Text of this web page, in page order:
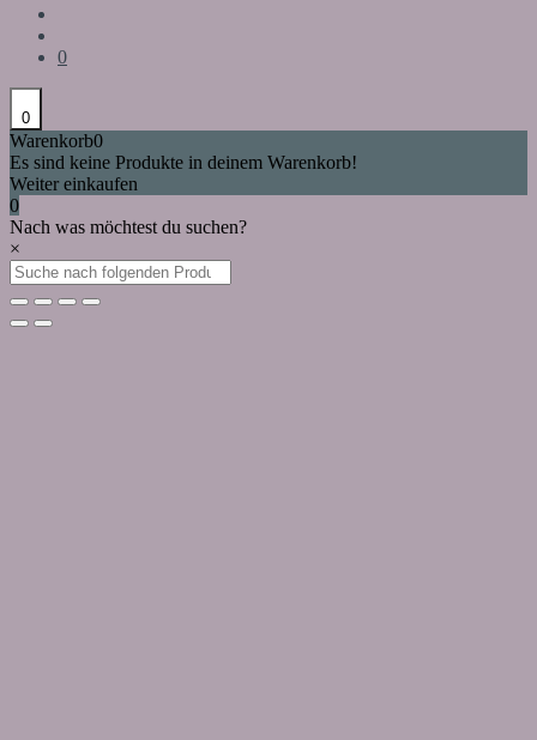
0
0
Warenkorb0
Es sind keine Produkte in deinem Warenkorb!
Weiter einkaufen
0
Nach was möchtest du suchen?
×